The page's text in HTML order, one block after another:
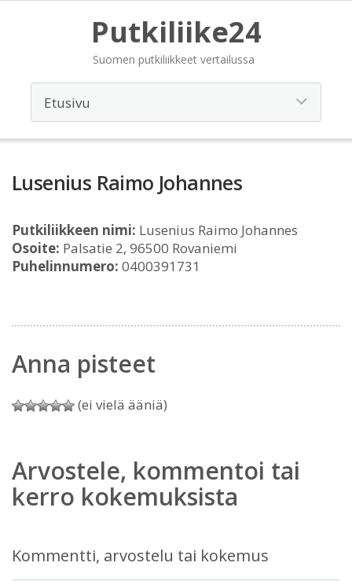
Putkiliike24
Suomen putkiliikkeet vertailussa
Lusenius Raimo Johannes
Putkiliikkeen nimi: Lusenius Raimo Johannes
Osoite: Palsatie 2, 96500 Rovaniemi
Puhelinnumero: 0400391731
Anna pisteet
(ei vielä ääniä)
Arvostele, kommentoi tai
kerro kokemuksista
Kommentti, arvostelu tai kokemus